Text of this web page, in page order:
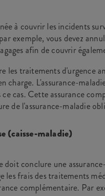
à couvrir les incidents
exemple, vous devez
afin de couvrir
les traitements d'urgence
charge. L'assurance-
cas. Cette assurance
de l'assurance-maladie
(caisse-maladie)
doit conclure une
les frais des traitements
complémentaire. Par